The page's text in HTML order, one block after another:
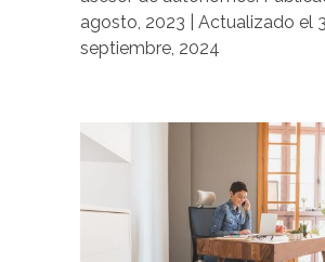
agosto, 2023 | Actualizado el
septiembre, 2024